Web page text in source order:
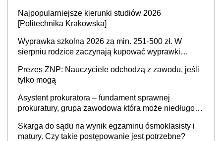
Najpopularniejsze kierunki studiów 2026
[Politechnika Krakowska]
Wyprawka szkolna 2026 za min. 251-500 zł. W
sierpniu rodzice zaczynają kupować wyprawki
ponad 1 tys. zł
Prezes ZNP: Nauczyciele odchodzą z zawodu, jeśli
tylko mogą
Asystent prokuratora – fundament sprawnej
prokuratury, grupa zawodowa która może niedługo
Skarga do sądu na wynik egzaminu ósmoklasisty i
matury. Czy takie postępowanie jest potrzebne?